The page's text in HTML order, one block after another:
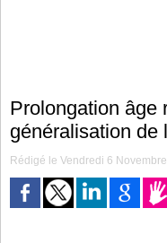
Prolongation âge
généralisation de
Rédigé le Vendredi 6